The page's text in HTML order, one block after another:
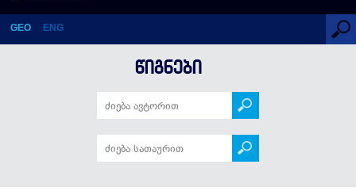
GEO ENG
ᲬᲘᲒᲜᲔᲑᲘ